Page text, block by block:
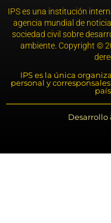
IPS es una institución
agencia mundial de
sociedad civil sobre
ambiente. Copyright ©
IPS es la única
personal y
Desarrollo